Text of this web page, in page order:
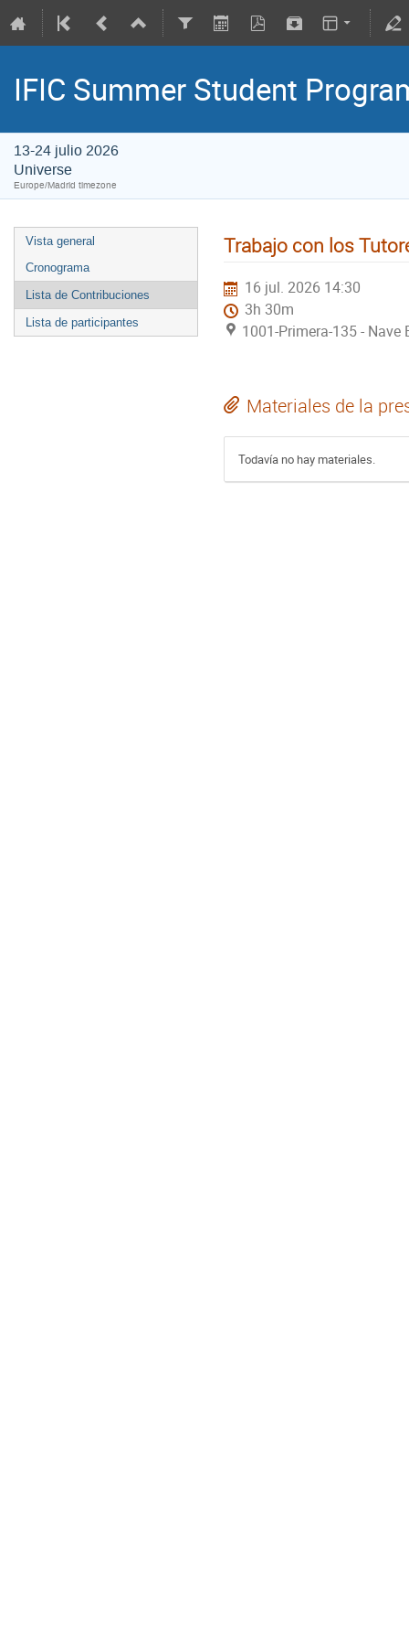
IFIC Summer Student
13-24 julio 2026
Universe
Europe/Madrid timezone
Vista general
Cronograma
Lista de Contribuciones
Lista de participantes
Trabajo con los
16 jul. 2026 14:30
3h 30m
1001-Primera-135 -
Materiales de la
Todavía no hay materiales.